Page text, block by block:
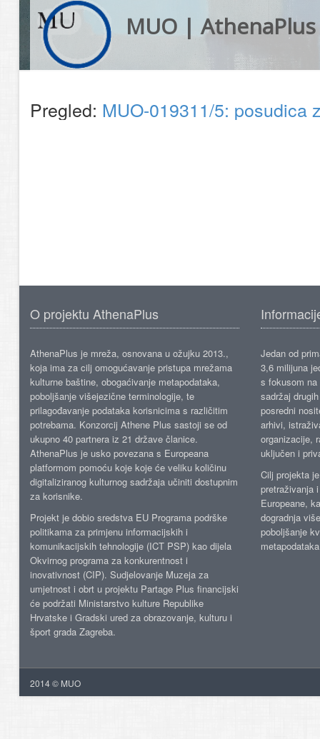
MUO | AthenaPlus
Pregled: MUO-019311/5: posudica
O projektu AthenaPlus
AthenaPlus je mreža, osnovana u ožujku 2013.,
koja ima za cilj omogućavanje pristupa mrežama
kulturne baštine, obogaćivanje metapodataka,
poboljšanje višejezične terminologije, te
prilagođavanje podataka korisnicima s različitim
potrebama. Konzorcij Athene Plus sastoji se od
ukupno 40 partnera iz 21 države članice.
AthenaPlus je usko povezana s Europeana
platformom pomoću koje koje će veliku količinu
digitaliziranog kulturnog sadržaja učiniti dostupnim
za korisnike.
Projekt je dobio sredstva EU Programa podrške
politikama za primjenu informacijskih i
komunikacijskih tehnologije (ICT PSP) kao dijela
Okvirnog programa za konkurentnost i
inovativnost (CIP). Sudjelovanje Muzeja za
umjetnost i obrt u projektu Partage Plus financijski
će podržati Ministarstvo kulture Republike
Hrvatske i Gradski ured za obrazovanje, kulturu i
šport grada Zagreba.
Jedan od
3,6 milijuna
s fokusom
sadržaj
posredni
arhivi,
organizacije,
uključen i
Cilj projekta
pretraživanja
Europeane,
dogradnja
poboljšanje
2014 © MUO